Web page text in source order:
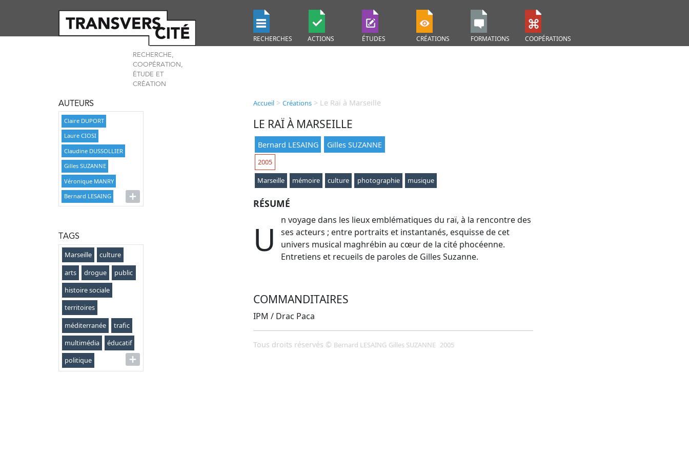
RECHERCHES ACTIONS ÉTUDES CRÉATIONS FORMATIONS COOPÉRATIONS
RECHERCHE,
COOPÉRATION,
ÉTUDE ET
CRÉATION
AUTEURS
Claire DUPORT
Laure CIOSI
Claudine DUSSOLLIER
Gilles SUZANNE
Véronique MANRY
Bernard LESAING
TAGS
Marseille
culture
arts
drogue
public
histoire sociale
territoires
méditerranée
trafic
multimédia
éducatif
politique
Accueil > Créations > Le Raï à Marseille
LE RAÏ À MARSEILLE
Bernard LESAING Gilles SUZANNE
2005
Marseille
mémoire culture photographie musique
RÉSUMÉ
U
n voyage dans les lieux emblématiques du raï, à la rencontre des
ses acteurs ; entre portraits et instantanés, esquisse de cet
univers musical maghrébin au cœur de la cité phocéenne.
Entretiens et recueils de paroles de Gilles Suzanne.
COMMANDITAIRES
IPM / Drac Paca
Tous droits réservés © Bernard LESAING Gilles SUZANNE 2005